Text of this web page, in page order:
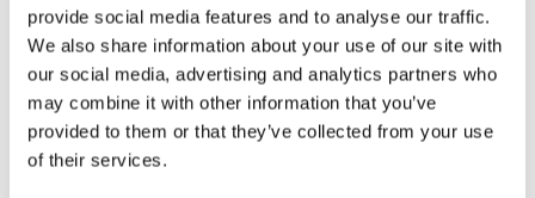
provide social media features and to analyse our traffic.
We also share information about your use of our site with
our social media, advertising and analytics partners who
may combine it with other information that you’ve
provided to them or that they’ve collected from your use
of their services.
Agregaty układu kierowniczego (82)
Przekładnia kierownicza ze wspomaganiem
hydraulicznym (18)
Przekładnia kierownicza bez wspomagania
hydraulicznego (29)